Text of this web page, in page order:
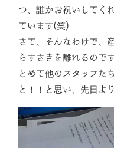
つ、誰かお祝いしてく
ています(笑)
さて、そんなわけで、
らすさきを離れるので
とめて他のスタッフた
と！！と思い、先日よ